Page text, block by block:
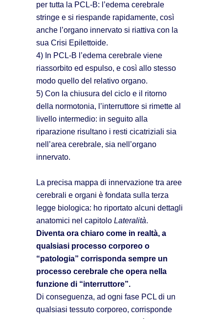
per tutta la PCL-B: l’edema cerebrale
stringe e si riespande rapidamente, così
anche l’organo innervato si riattiva con la
sua Crisi Epilettoide.
4) In PCL-B l’edema cerebrale viene
riassorbito ed espulso, e così allo stesso
modo quello del relativo organo.
5) Con la chiusura del ciclo e il ritorno
della normotonia, l’interruttore si rimette al
livello intermedio: in seguito alla
riparazione risultano i resti cicatriziali sia
nell’area cerebrale, sia nell’organo
innervato.
La precisa mappa di innervazione tra aree
cerebrali e organi è fondata sulla terza
legge biologica: ho riportato alcuni dettagli
anatomici nel capitolo Lateralità.
Diventa ora chiaro come in realtà, a
qualsiasi processo corporeo o
“patologia” corrisponda sempre un
processo cerebrale che opera nella
funzione di “interruttore”.
Di conseguenza, ad ogni fase PCL di un
qualsiasi tessuto corporeo, corrisponde